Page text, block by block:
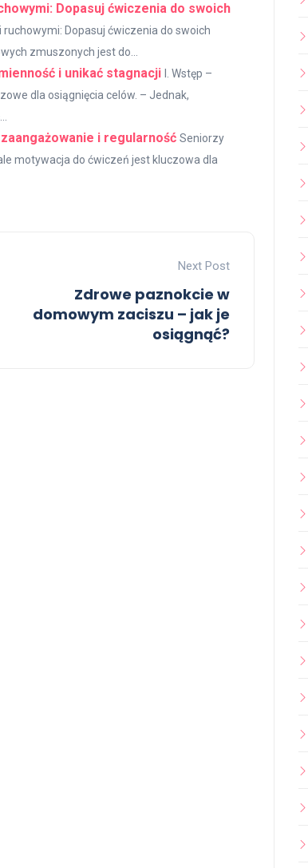
Dopasuj ćwiczenia do swoich
Dopasuj ćwiczenia do swoich
zmuszonych jest do...
i unikać stagnacji I. Wstęp –
dla osiągnięcia celów. – Jednak,
i regularność Seniorzy
motywacja do ćwiczeń jest kluczowa dla
Next Post
Zdrowe paznokcie w
domowym zaciszu – jak je
osiągnąć?